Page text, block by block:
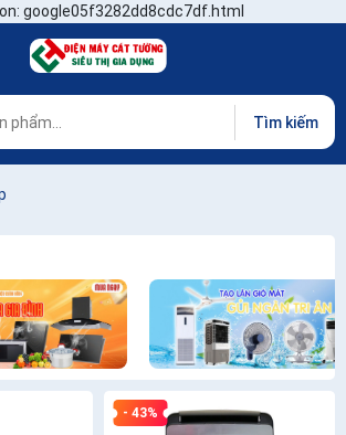
google05f3282dd8cdc7df.html
Tìm kiếm
- 43%